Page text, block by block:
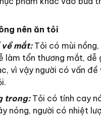
nên ăn tỏi
mắt:Tỏi có mùi nồng,
làm tổn thương mắt, dễ
vì vậy người có vấn đề
trong:Tỏi có tính cay
nóng, người có nhiệt